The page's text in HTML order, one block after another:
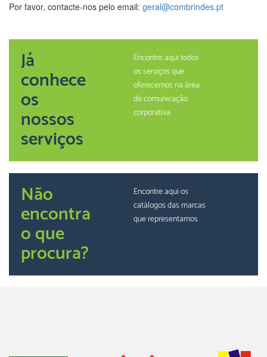
Por favor, contacte-nos pelo email: geral@combrindes.pt
Já
conhece
os
nossos
serviços
Encontre aqui todos
os serviços que
oferecemos na àrea
de comunicação
corporativa
Não
encontra
o que
procura?
Encontre aqui os
catálogos das marcas
que representamos